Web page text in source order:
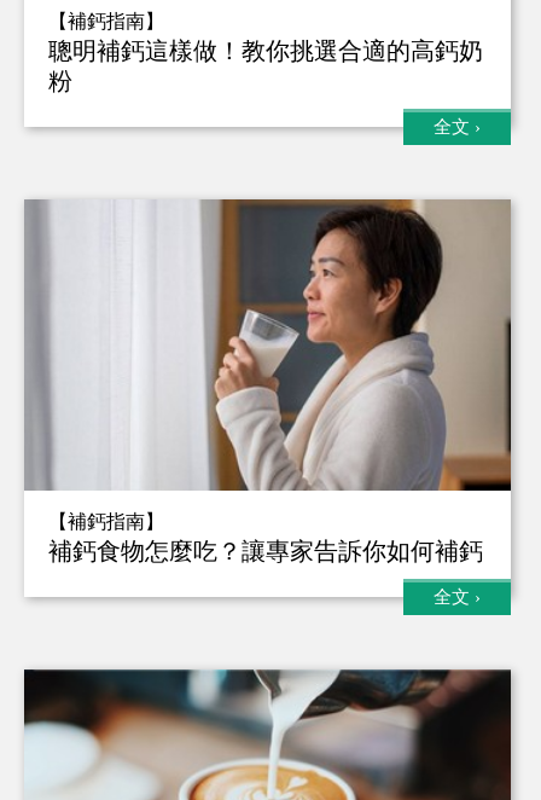
【補鈣指南】
聰明補鈣這樣做！教你挑選合適的高鈣奶
粉
全文 ›
【補鈣指南】
補鈣食物怎麼吃？讓專家告訴你如何補鈣
全文 ›